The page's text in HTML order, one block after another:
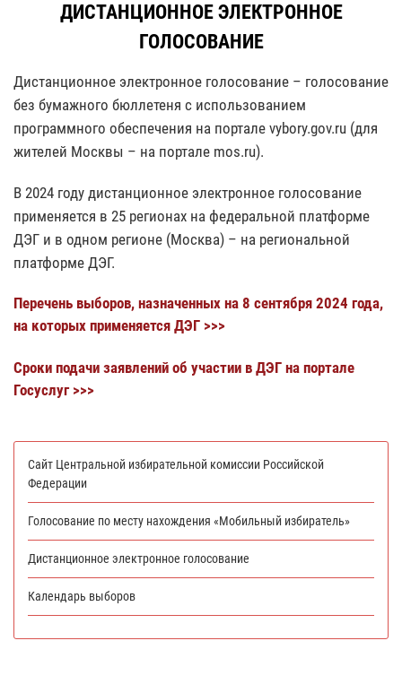
ДИСТАНЦИОННОЕ ЭЛЕКТРОННОЕ
ГОЛОСОВАНИЕ
Дистанционное электронное голосование – голосование
без бумажного бюллетеня с использованием
программного обеспечения на портале vybory.gov.ru (для
жителей Москвы – на портале mos.ru).
В 2024 году дистанционное электронное голосование
применяется в 25 регионах на федеральной платформе
ДЭГ и в одном регионе (Москва) – на региональной
платформе ДЭГ.
Перечень выборов, назначенных на 8 сентября 2024 года,
на которых применяется ДЭГ >>>
Cроки подачи заявлений об участии в ДЭГ на портале
Госуслуг >>>
Сайт Центральной избирательной комиссии Российской
Федерации
Голосование по месту нахождения «Мобильный избиратель»
Дистанционное электронное голосование
Календарь выборов